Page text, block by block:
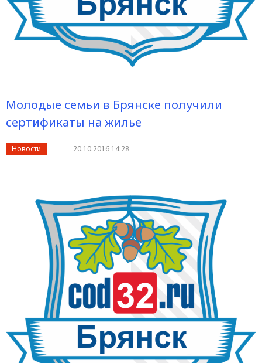
Молодые семьи в Брянске получили
сертификаты на жилье
Новости 20.10.2016 14:28